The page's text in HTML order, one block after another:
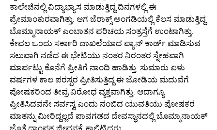
ಕಾಲೇಜಿನಲ್ಲಿ ವಿದ್ಯಾಭ್ಯಾಸ ಮಾಡುತ್ತಿದ್ದ ದಿನಗಳಲ್ಲಿ ಈ
ಪ್ರೇಮಾಂಕುರವಾಗಿತ್ತು. ಆಗ ಜೆರಾಕ್ಸ್ ಅಂಗಡಿಯಲ್ಲಿ ಕೆಲಸ ಮಾಡುತ್ತಿದ್ದ
ಬೊಮ್ಮಾನಾಯಕ್ ಎಂಬಾತನ ಪರಿಚಯ ಸಂತ್ರಸ್ತೆಗೆ ಉಂಟಾಗಿತ್ತು.
ಕೇವಲ ಒಂದು ಸರ್ಕಾರಿ ದಾಖಲೆಯಾದ ಪ್ಯಾನ್ ಕಾರ್ಡ್ ಮಾಡಿಸುವ
ಸಲುವಾಗಿ ನಡೆದ ಈ ಭೇಟಿಯು ನಂತರ ನಿರಂತರ ಸ್ನೇಹವಾಗಿ
ಮಾರ್ಪಟ್ಟು ಕೊನೆಗೆ ಪ್ರೀತಿಗೆ ನಾಂದಿ ಹಾಡಿತ್ತು. ಸುಮಾರು ಏಳು
ವರ್ಷಗಳ ಕಾಲ ಪರಸ್ಪರ ಪ್ರೀತಿಸುತ್ತಿದ್ದ ಈ ಜೋಡಿಯ ಮದುವೆಗೆ
ಪೋಷಕರಿಂದ ತೀವ್ರ ವಿರೋಧ ವ್ಯಕ್ತವಾಗಿತ್ತು. ಆದಾಗ್ಯೂ
ಪ್ರೀತಿಸಿದವನೇ ಸರ್ವಸ್ವ ಎಂದು ನಂಬಿದ ಯುವತಿಯು ಪೋಷಕರ
ಮಾತನ್ನು ಮೀರಿದ್ದಲ್ಲದೆ ಪಾವಗಡದ ದೇವಸ್ಥಾನದಲ್ಲಿ ಬೊಮ್ಮಾನಾಯಕ್
ಜೊತೆ ದಾಂಪತ್ಯ ಜೀವನಕ್ಕೆ ಕಾಲಿಟ್ಟಿದ್ದರು.